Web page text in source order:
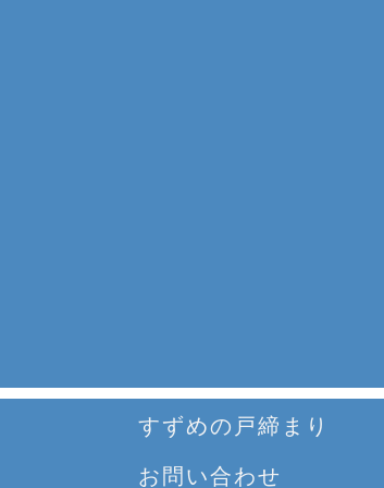
すずめの戸締まり
お問い合わせ